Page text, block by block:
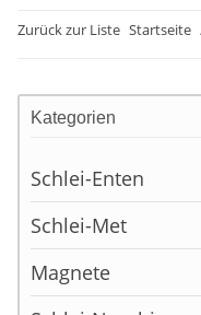
Zurück zur Liste Startseite
Kategorien
Schlei-Enten
Schlei-Met
Magnete